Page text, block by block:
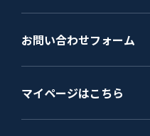
お問い合わせフォーム
マイページはこちら